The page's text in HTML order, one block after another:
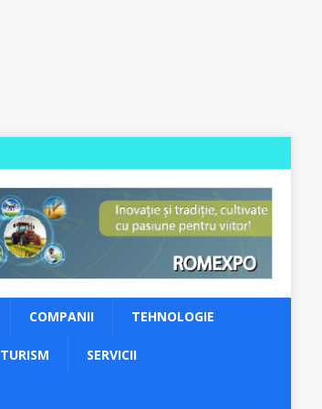
COMPANII TEHNOLOGIE
TURISM SERVICII